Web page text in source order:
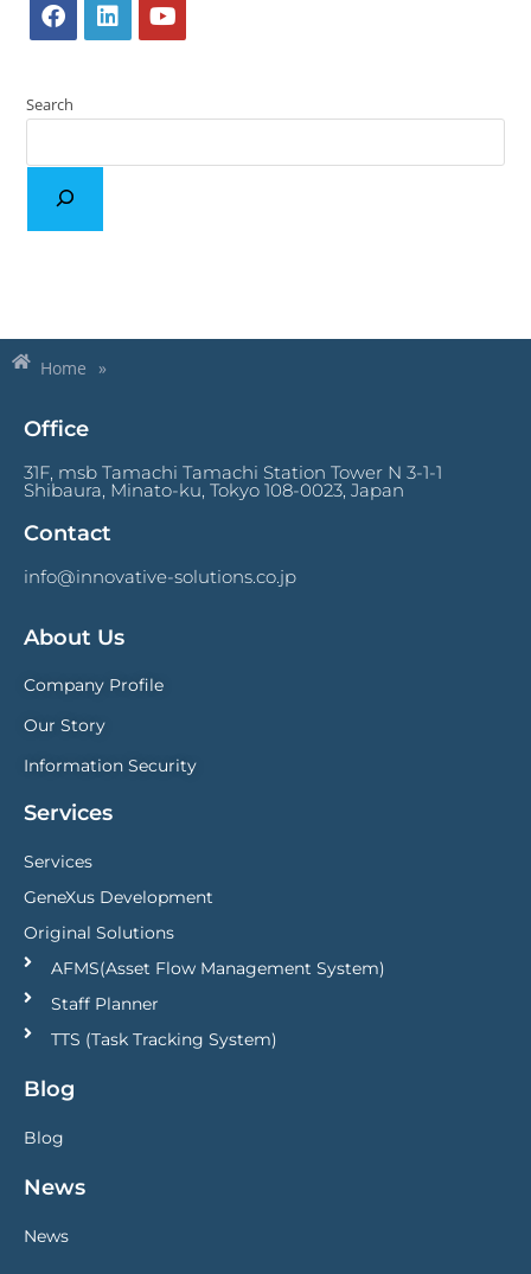
Search
Home »
Office
31F, msb Tamachi Tamachi Station Tower N 3-1-1
Shibaura, Minato-ku, Tokyo 108-0023, Japan
Contact
info@innovative-solutions.co.jp
About Us
Company Profile
Our Story
Information Security
Services
Services
GeneXus Development
Original Solutions
AFMS(Asset Flow Management System)
Staff Planner
TTS (Task Tracking System)
Blog
Blog
News
News